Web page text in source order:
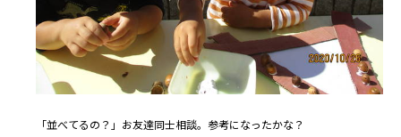
「並べてるの？」お友達同士相談。参考になったかな？